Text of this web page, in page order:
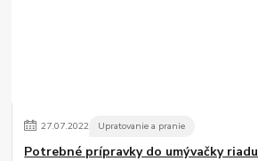
27.07.2022 Upratovanie a pranie
Potrebné prípravky do umývačky riadu